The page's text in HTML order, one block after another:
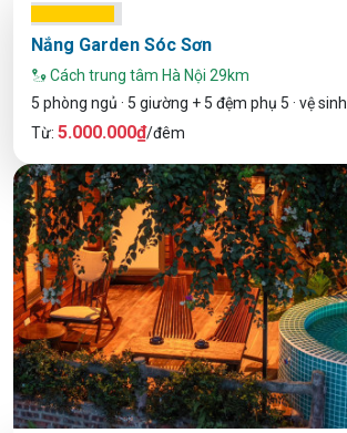
Nắng Garden Sóc Sơn
Cách trung tâm Hà Nội 29km
5 phòng ngủ · 5 giường + 5 đệm phụ 5 · vệ sinh
Từ: 5.000.000₫/đêm